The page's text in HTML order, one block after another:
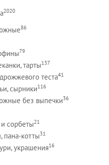
2020
86
79
тарты137
теста41
сырники116
без выпечки36
сорбеты21
пана-котты31
украшения16